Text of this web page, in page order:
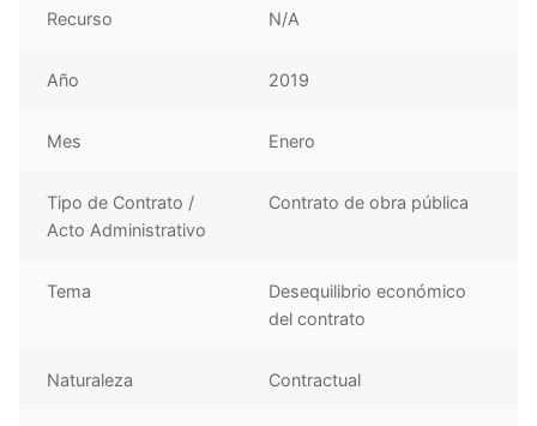
Recurso N/A
Año 2019
Mes Enero
Tipo de Contrato /
Acto Administrativo
Contrato de obra pública
Tema
Desequilibrio económico
del contrato
Naturaleza Contractual